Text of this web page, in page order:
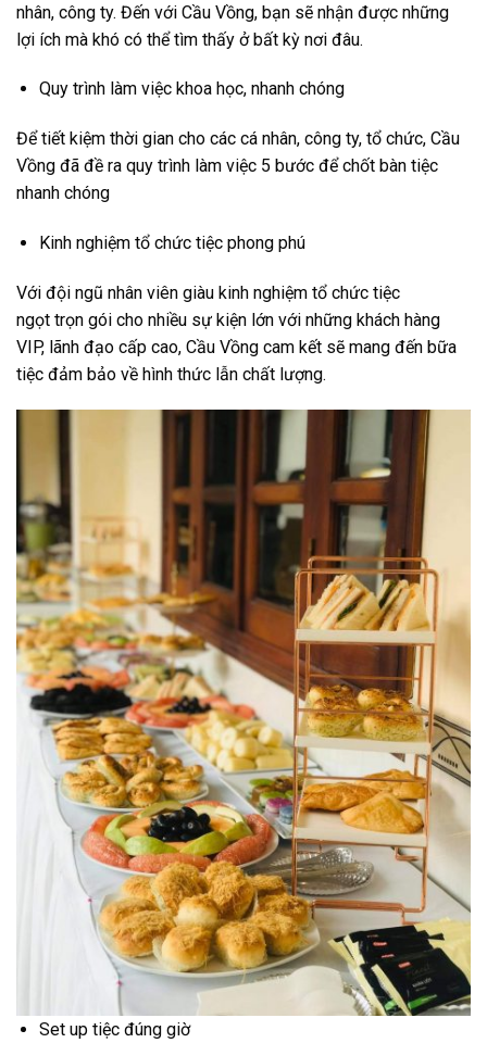
nhân, công ty. Đến với Cầu Vồng, bạn sẽ nhận được những
lợi ích mà khó có thể tìm thấy ở bất kỳ nơi đâu.
Quy trình làm việc khoa học, nhanh chóng
Để tiết kiệm thời gian cho các cá nhân, công ty, tổ chức, Cầu
Vồng đã đề ra quy trình làm việc 5 bước để chốt bàn tiệc
nhanh chóng
Kinh nghiệm tổ chức tiệc phong phú
Với đội ngũ nhân viên giàu kinh nghiệm tổ chức tiệc
ngọt trọn gói cho nhiều sự kiện lớn với những khách hàng
VIP, lãnh đạo cấp cao, Cầu Vồng cam kết sẽ mang đến bữa
tiệc đảm bảo về hình thức lẫn chất lượng.
Set up tiệc đúng giờ